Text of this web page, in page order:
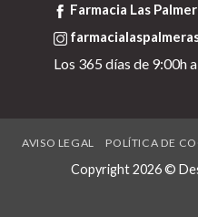
Farmacia Las
Los 365 días de 9:00h
AVISO LEGAL POLÍTICA DE
Copyright 2026 ©